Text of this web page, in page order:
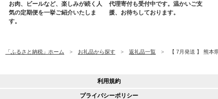
お肉、ビールなど、楽しみが続く人
気の定期便を一挙ご紹介いたしま
す。
代理寄付も受付中です。温かいご支
援、お待ちしております。
「ふるさと納税」ホーム お礼品から探す 返礼品一覧 【 7月発送 】 熊
利用規約
プライバシーポリシー